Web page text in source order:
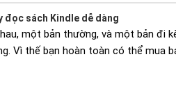
đọc sách Kindle dễ dàng
một bản thường, và một bản đi
Vì thế bạn hoàn toàn có thể mua